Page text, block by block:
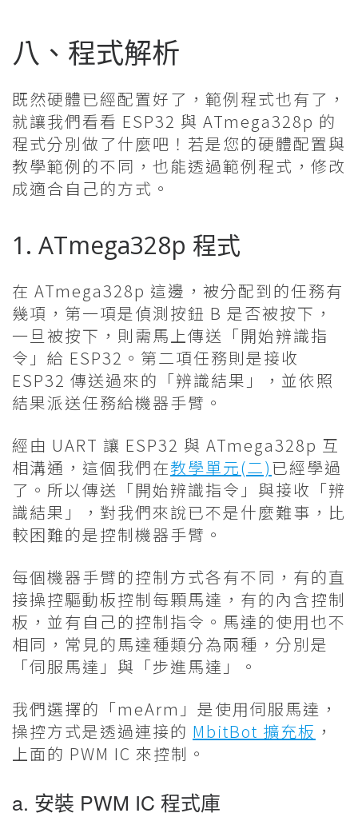
八、程式解析
既然硬體已經配置好了，範例程式也有了，
就讓我們看看 ESP32 與 ATmega328p 的
程式分別做了什麼吧！若是您的硬體配置與
教學範例的不同，也能透過範例程式，修改
成適合自己的方式。
1. ATmega328p 程式
在 ATmega328p 這邊，被分配到的任務有
幾項，第一項是偵測按鈕 B 是否被按下，
一旦被按下，則需馬上傳送「開始辨識指
令」給 ESP32。第二項任務則是接收
ESP32 傳送過來的「辨識結果」，並依照
結果派送任務給機器手臂。
經由 UART 讓 ESP32 與 ATmega328p 互
相溝通，這個我們在教學單元(二)已經學過
了。所以傳送「開始辨識指令」與接收「辨
識結果」，對我們來說已不是什麼難事，比
較困難的是控制機器手臂。
每個機器手臂的控制方式各有不同，有的直
接操控驅動板控制每顆馬達，有的內含控制
板，並有自己的控制指令。馬達的使用也不
相同，常見的馬達種類分為兩種，分別是
「伺服馬達」與「步進馬達」。
我們選擇的「meArm」是使用伺服馬達，
操控方式是透過連接的 MbitBot 擴充板 ，
上面的 PWM IC 來控制。
a. 安裝 PWM IC 程式庫